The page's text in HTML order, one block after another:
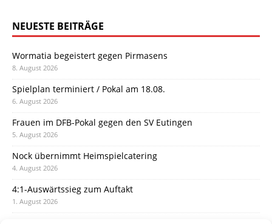
NEUESTE BEITRÄGE
Wormatia begeistert gegen Pirmasens
8. August 2026
Spielplan terminiert / Pokal am 18.08.
6. August 2026
Frauen im DFB-Pokal gegen den SV Eutingen
5. August 2026
Nock übernimmt Heimspielcatering
4. August 2026
4:1-Auswärtssieg zum Auftakt
1. August 2026